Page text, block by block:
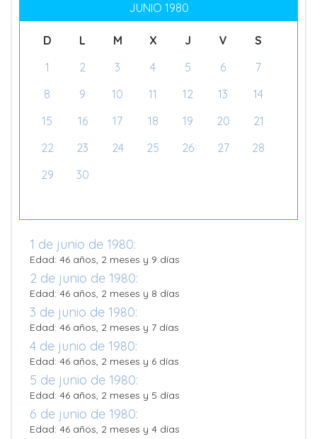
JUNIO 1980
D L M X J V
S
1
2 3 4 5 6
7
8
9 10 11 12 13
14
15
16 17 18 19 20
21
22
23 24 25 26 27
28
29
30
1 de junio de 1980:
Edad: 46 años, 2 meses y 9 días
2 de junio de 1980:
Edad: 46 años, 2 meses y 8 días
3 de junio de 1980:
Edad: 46 años, 2 meses y 7 días
4 de junio de 1980:
Edad: 46 años, 2 meses y 6 días
5 de junio de 1980:
Edad: 46 años, 2 meses y 5 días
6 de junio de 1980:
Edad: 46 años, 2 meses y 4 días